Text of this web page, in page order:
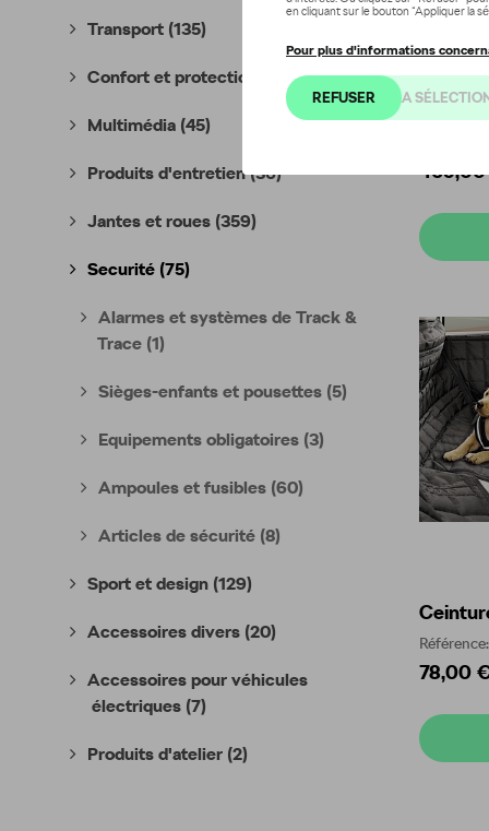
Transport (135)
Confort et protection (396)
Multimédia (45)
Produits d'entretien(36)
Jantes et roues (359)
Securité (75)
Alarmes et systèmes de Track &
Trace (1)
Sièges-enfants et pousettes (5)
Equipements obligatoires (3)
Ampoules et fusibles (60)
Articles de sécurité (8)
Sport et design (129)
Accessoires divers (20)
Accessoires pour véhicules
électriques (7)
Produits d'atelier (2)
Base
BASE
78,00